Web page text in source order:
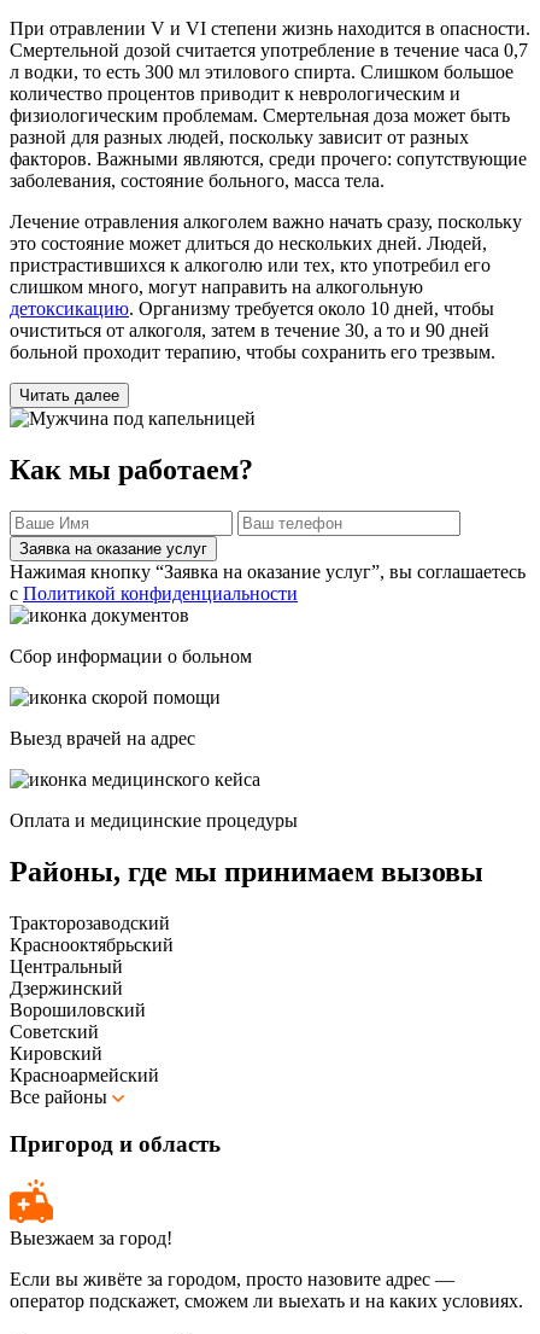
При отравлении V и VI степени жизнь находится в опасности.
Смертельной дозой считается употребление в течение часа 0,7
л водки, то есть 300 мл этилового спирта. Слишком большое
количество процентов приводит к неврологическим и
физиологическим проблемам. Смертельная доза может быть
разной для разных людей, поскольку зависит от разных
факторов. Важными являются, среди прочего: сопутствующие
заболевания, состояние больного, масса тела.
Лечение отравления алкоголем важно начать сразу, поскольку
это состояние может длиться до нескольких дней. Людей,
пристрастившихся к алкоголю или тех, кто употребил его
слишком много, могут направить на алкогольную
детоксикацию. Организму требуется около 10 дней, чтобы
очиститься от алкоголя, затем в течение 30, а то и 90 дней
больной проходит терапию, чтобы сохранить его трезвым.
Читать далее
Как мы работаем?
Заявка на оказание услуг
Нажимая кнопку “Заявка на оказание услуг”, вы соглашаетесь
с Политикой конфиденциальности
Сбор информации о больном
Выезд врачей на адрес
Оплата и медицинские процедуры
Районы, где мы принимаем вызовы
Тракторозаводский
Краснооктябрьский
Центральный
Дзержинский
Ворошиловский
Советский
Кировский
Красноармейский
Все районы
Пригород и область
Выезжаем за город!
Если вы живёте за городом, просто назовите адрес —
оператор подскажет, сможем ли выехать и на каких условиях.